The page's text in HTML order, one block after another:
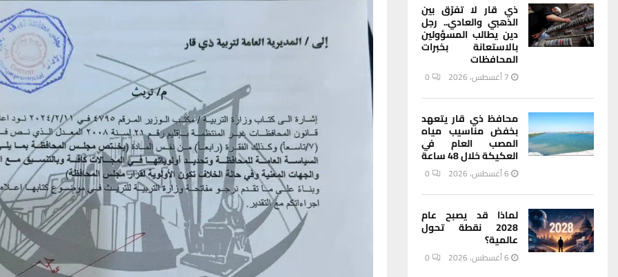
ذي قار لا تفرّق بين
الذهبي والعادي.. رجل
دين يطالب المسؤولين
بالاستعانة بخبرات
المحافظات
7 أغسطس، 2026 0
محافظ ذي قار يتعهد
بخفض مناسيب مياه
المصب العام في
العكيكة خلال 48 ساعة
6 أغسطس، 2026 0
لماذا قد يصبح عام
2028 نقطة تحول
عالمية؟
6 أغسطس، 2026 0